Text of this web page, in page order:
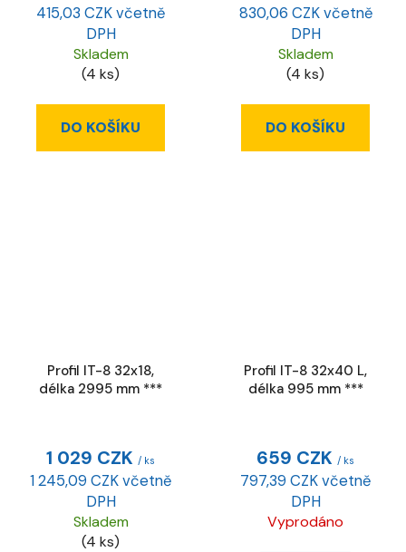
415,03 CZK včetně
DPH
Skladem
(4 ks)
DO KOŠÍKU
830,06 CZK včetně
DPH
Skladem
(4 ks)
DO KOŠÍKU
Profil IT-8 32x18,
délka 2995 mm ***
1 029 CZK / ks
1 245,09 CZK včetně
DPH
Skladem
(4 ks)
Profil IT-8 32x40 L,
délka 995 mm ***
659 CZK / ks
797,39 CZK včetně
DPH
Vyprodáno